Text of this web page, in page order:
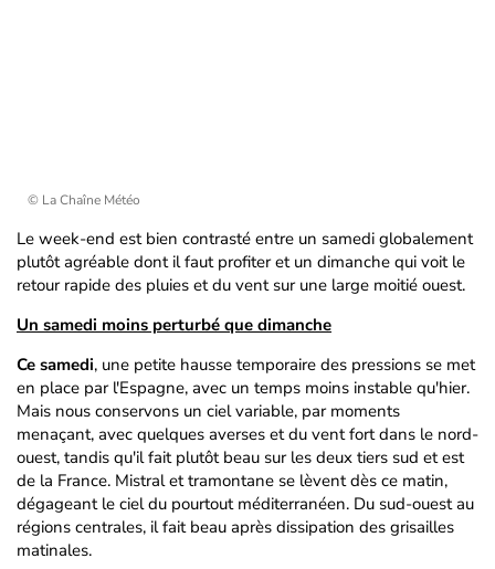
© La Chaîne Météo
Le week-end est bien contrasté entre un samedi globalement
plutôt agréable dont il faut profiter et un dimanche qui voit le
retour rapide des pluies et du vent sur une large moitié ouest.
Un samedi moins perturbé que dimanche
Ce samedi, une petite hausse temporaire des pressions se met
en place par l'Espagne, avec un temps moins instable qu'hier.
Mais nous conservons un ciel variable, par moments
menaçant, avec quelques averses et du vent fort dans le nord-
ouest, tandis qu'il fait plutôt beau sur les deux tiers sud et est
de la France. Mistral et tramontane se lèvent dès ce matin,
dégageant le ciel du pourtout méditerranéen. Du sud-ouest au
régions centrales, il fait beau après dissipation des grisailles
matinales.